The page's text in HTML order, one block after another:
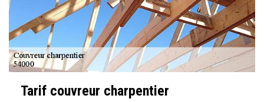
Tarif couvreur charpentier